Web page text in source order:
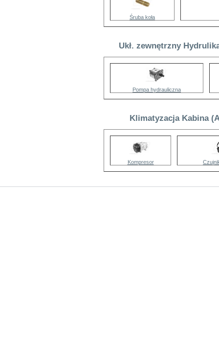
Śruba koła
Ukł. zewnętrzny
Pompa hydrauliczna
Klimatyzacja Kabina
Kompresor